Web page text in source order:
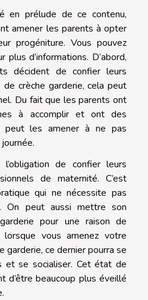
en prélude de ce contenu,
amener les parents à opter
progéniture. Vous pouvez
plus d’informations. D’abord,
décident de confier leurs
crèche garderie, cela peut
Du fait que les parents ont
à accomplir et ont des
peut les amener à ne pas
de confier leurs
de maternité. C’est
qui ne nécessite pas
On peut aussi mettre son
pour une raison de
vous amenez votre
garderie, ce dernier pourra se
et se socialiser. Cet état de
d’être beaucoup plus éveillé